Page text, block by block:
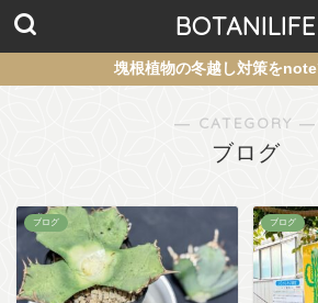
BOTANILIFE
塊根植物の冬越し対策をnote
― CATEGORY ―
ブログ
ブログ ブログ